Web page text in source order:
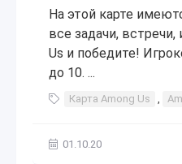
На этой карте
все задачи,
Us и победите!
до 10. ...
Карта Among Us ,
01.10.20